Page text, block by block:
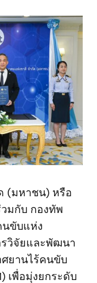
(มหาชน) หรือ
มกับ กองทัพ
นขับแห่ง
รวิจัยและพัฒนา
ยานไร้คนขับ
เพื่อมุ่งยกระดับ